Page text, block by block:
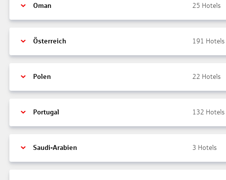
Oman 25 Hotels
Österreich 191 Hotels
Polen 22 Hotels
Portugal 132 Hotels
Saudi-Arabien 3 Hotels